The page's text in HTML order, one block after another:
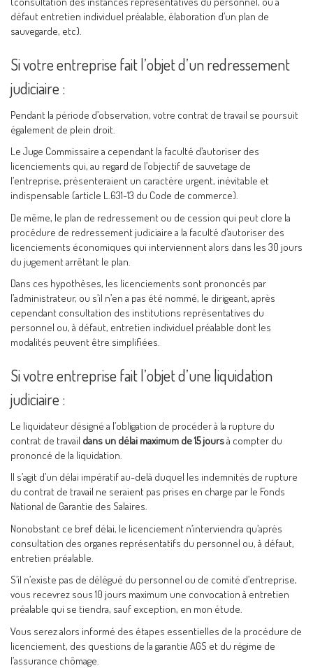
défaut entretien individuel préalable, élaboration d’un plan de
sauvegarde, etc).
Si votre entreprise fait l’objet d’un redressement
judiciaire :
Pendant la période d’observation, votre contrat de travail se poursuit
également de plein droit.
Le Juge Commissaire a cependant la faculté d’autoriser des
licenciements qui, au regard de l’objectif de sauvetage de
l’entreprise, présenteraient un caractère urgent, inévitable et
indispensable (article L.631-13 du Code de commerce).
De même, le plan de redressement ou de cession qui peut clore la
procédure de redressement judiciaire a la faculté d’autoriser des
licenciements économiques qui interviennent alors dans les 30 jours
du jugement arrêtant le plan.
Dans ces hypothèses, les licenciements sont prononcés par
l’administrateur, ou s’il n’en a pas été nommé, le dirigeant, après
cependant consultation des institutions représentatives du
personnel ou, à défaut, entretien individuel préalable dont les
modalités peuvent être simplifiées.
Si votre entreprise fait l’objet d’une liquidation
judiciaire :
Le liquidateur désigné a l’obligation de procéder à la rupture du
contrat de travail dans un délai maximum de 15 joursà compter du
prononcé de la liquidation.
Il s’agit d’un délai impératif au-delà duquel les indemnités de rupture
du contrat de travail ne seraient pas prises en charge par le Fonds
National de Garantie des Salaires.
Nonobstant ce bref délai, le licenciement n’interviendra qu’après
consultation des organes représentatifs du personnel ou, à défaut,
entretien préalable.
S’il n’existe pas de délégué du personnel ou de comité d’entreprise,
vous recevrez sous 10 jours maximum une convocation à entretien
préalable qui se tiendra, sauf exception, en mon étude.
Vous serez alors informé des étapes essentielles de la procédure de
licenciement, des questions de la garantie AGS et du régime de
l’assurance chômage.